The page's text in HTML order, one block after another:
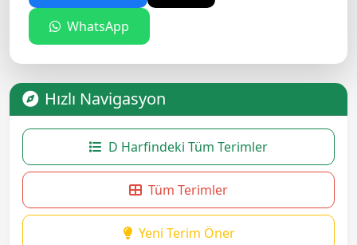
WhatsApp
Hızlı Navigasyon
D Harfindeki Tüm Terimler
Tüm Terimler
Yeni Terim Öner